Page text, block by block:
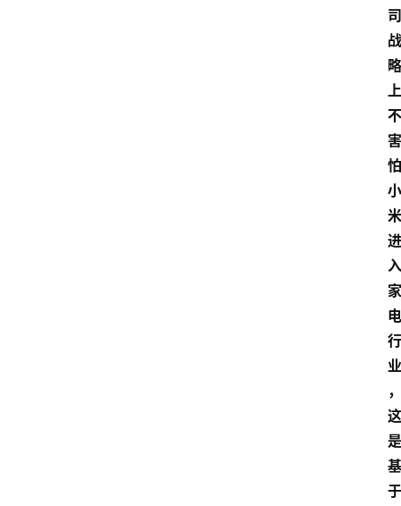
司
战
略
上
不
害
怕
小
米
进
入
家
电
行
业
，
这
是
基
于